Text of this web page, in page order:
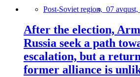
Post-Soviet region, 07 avqust,
After the election,
Russia seek a path
escalation, but a
former alliance is